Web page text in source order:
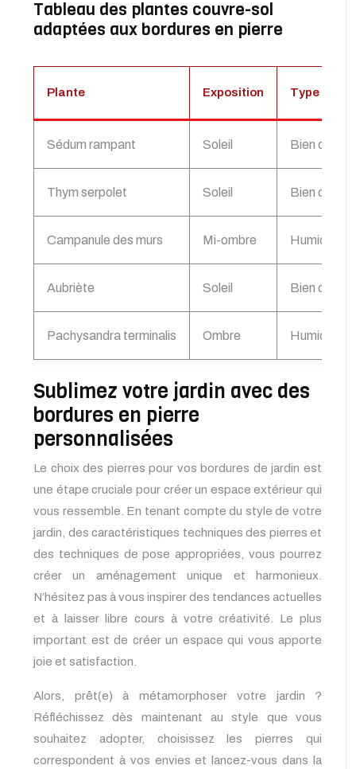
Tableau des plantes couvre-sol
adaptées aux bordures en pierre
Plante Exposition Type de sol
Sédum rampant Soleil Bien
Thym serpolet Soleil Bien
Campanule des murs Mi-ombre Humide,
Aubriète Soleil Bien
Pachysandra terminalis Ombre Humide,
Sublimez votre jardin avec des
bordures en pierre
personnalisées
Le choix des pierres pour vos bordures de jardin est
une étape cruciale pour créer un espace extérieur qui
vous ressemble. En tenant compte du style de votre
jardin, des caractéristiques techniques des pierres et
des techniques de pose appropriées, vous pourrez
créer un aménagement unique et harmonieux.
N’hésitez pas à vous inspirer des tendances actuelles
et à laisser libre cours à votre créativité. Le plus
important est de créer un espace qui vous apporte
joie et satisfaction.
Alors, prêt(e) à métamorphoser votre jardin ?
Réfléchissez dès maintenant au style que vous
souhaitez adopter, choisissez les pierres qui
correspondent à vos envies et lancez-vous dans la